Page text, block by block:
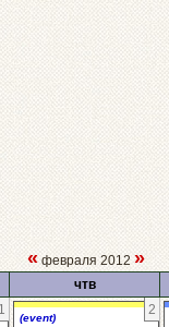
« февраля 2012 »
чтв
1
2
(event)